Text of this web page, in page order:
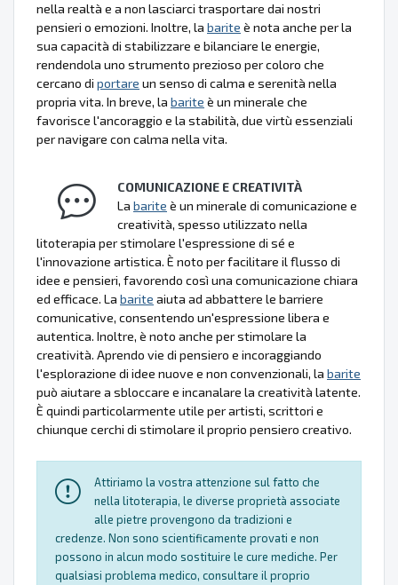
nella realtà e a non lasciarci trasportare dai nostri
pensieri o emozioni. Inoltre, la barite è nota anche per la
sua capacità di stabilizzare e bilanciare le energie,
rendendola uno strumento prezioso per coloro che
cercano di portare un senso di calma e serenità nella
propria vita. In breve, la barite è un minerale che
favorisce l'ancoraggio e la stabilità, due virtù essenziali
per navigare con calma nella vita.
COMUNICAZIONE E CREATIVITÀ
La barite è un minerale di comunicazione e
creatività, spesso utilizzato nella
litoterapia per stimolare l'espressione di sé e
l'innovazione artistica. È noto per facilitare il flusso di
idee e pensieri, favorendo così una comunicazione chiara
ed efficace. La barite aiuta ad abbattere le barriere
comunicative, consentendo un'espressione libera e
autentica. Inoltre, è noto anche per stimolare la
creatività. Aprendo vie di pensiero e incoraggiando
l'esplorazione di idee nuove e non convenzionali, la barite
può aiutare a sbloccare e incanalare la creatività latente.
È quindi particolarmente utile per artisti, scrittori e
chiunque cerchi di stimolare il proprio pensiero creativo.
Attiriamo la vostra attenzione sul fatto che
nella litoterapia, le diverse proprietà associate
alle pietre provengono da tradizioni e
credenze. Non sono scientificamente provati e non
possono in alcun modo sostituire le cure mediche. Per
qualsiasi problema medico, consultare il proprio